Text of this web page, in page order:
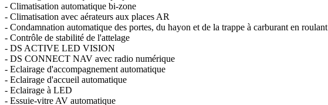
- Climatisation automatique bi-zone
- Climatisation avec aérateurs aux places AR
- Condamnation automatique des portes, du hayon et de la trappe à carburant en roulant
- Contrôle de stabilité de l'attelage
- DS ACTIVE LED VISION
- DS CONNECT NAV avec radio numérique
- Eclairage d'accompagnement automatique
- Eclairage d'accueil automatique
- Eclairage à LED
- Essuie-vitre AV automatique